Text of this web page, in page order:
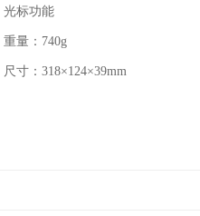
光标功能
重量：740g
尺寸：318×124×39mm